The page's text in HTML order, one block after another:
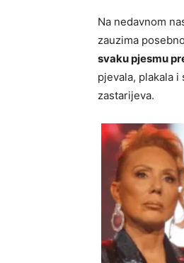
Na nedavnom
zauzima
svaku pjesmu
pjevala, plakala
zastarijeva.